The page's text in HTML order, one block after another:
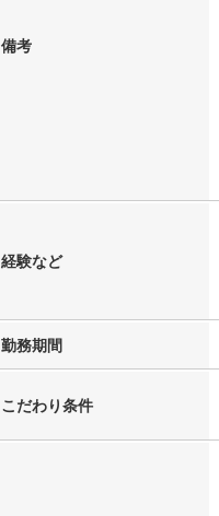
備考
経験など
勤務期間
こだわり条件